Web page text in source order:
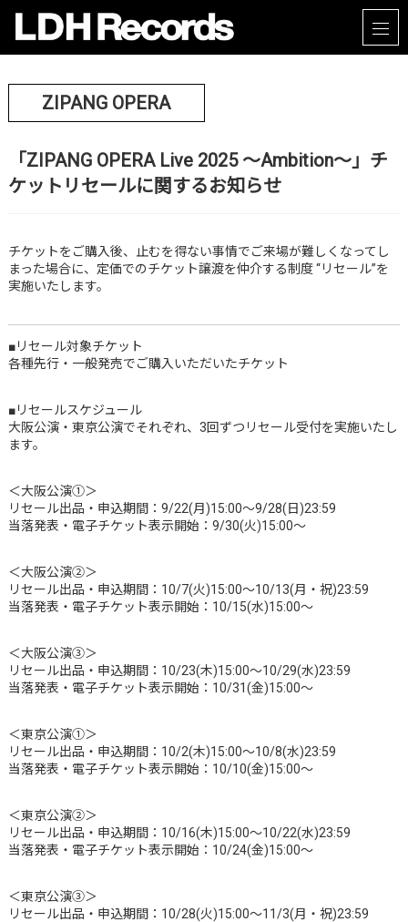
ZIPANG OPERA
「ZIPANG OPERA Live 2025 ～Ambition～」チ
ケットリセールに関するお知らせ
チケットをご購入後、止むを得ない事情でご来場が難しくなってし
まった場合に、定価でのチケット譲渡を仲介する制度 “リセール”を
実施いたします。
■リセール対象チケット
各種先行・一般発売でご購入いただいたチケット
■リセールスケジュール
大阪公演・東京公演でそれぞれ、3回ずつリセール受付を実施いたし
ます。
＜大阪公演①＞
リセール出品・申込期間：9/22(月)15:00～9/28(日)23:59
当落発表・電子チケット表示開始：9/30(火)15:00～
＜大阪公演②＞
リセール出品・申込期間：10/7(火)15:00～10/13(月・祝)23:59
当落発表・電子チケット表示開始：10/15(水)15:00～
＜大阪公演③＞
リセール出品・申込期間：10/23(木)15:00～10/29(水)23:59
当落発表・電子チケット表示開始：10/31(金)15:00～
＜東京公演①＞
リセール出品・申込期間：10/2(木)15:00～10/8(水)23:59
当落発表・電子チケット表示開始：10/10(金)15:00～
＜東京公演②＞
リセール出品・申込期間：10/16(木)15:00～10/22(水)23:59
当落発表・電子チケット表示開始：10/24(金)15:00～
＜東京公演③＞
リセール出品・申込期間：10/28(火)15:00～11/3(月・祝)23:59